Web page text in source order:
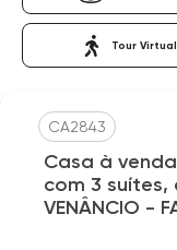
Tour Virtual
CA2843
Casa à
com 3 suítes,
VENÂNCIO -